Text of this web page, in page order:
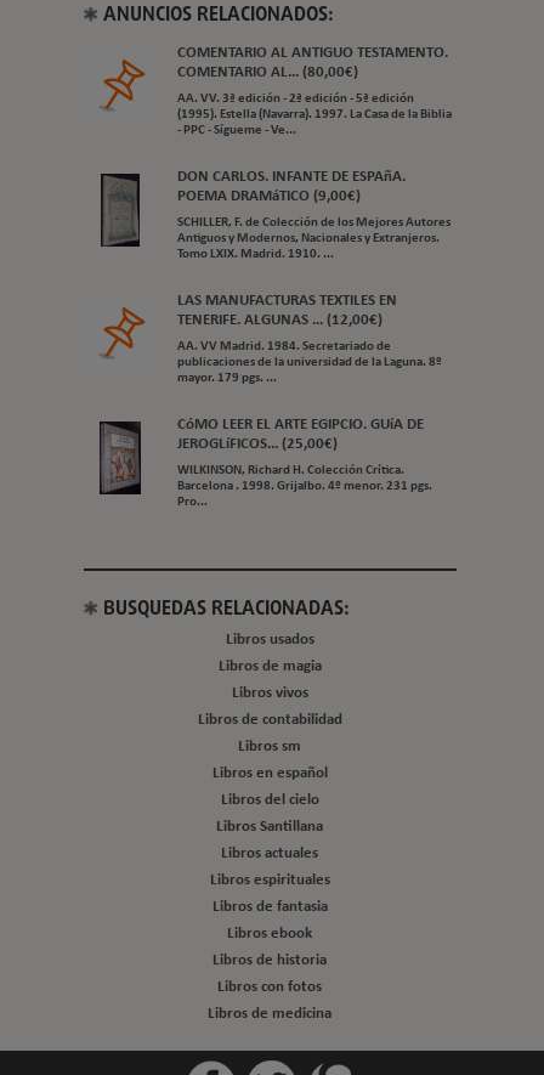
ANUNCIOS RELACIONADOS:
COMENTARIO AL ANTIGUO TESTAMENTO.
COMENTARIO AL... (80,00€)
AA. VV. 3ª edición - 2ª edición - 5ª edición
(1995). Estella (Navarra). 1997. La Casa de la Biblia
- PPC - Sígueme - Ve...
DON CARLOS. INFANTE DE ESPAñA.
POEMA DRAMáTICO (9,00€)
SCHILLER, F. de Colección de los Mejores Autores
Antiguos y Modernos, Nacionales y Extranjeros.
Tomo LXIX. Madrid. 1910. ...
LAS MANUFACTURAS TEXTILES EN
TENERIFE. ALGUNAS ... (12,00€)
AA. VV Madrid. 1984. Secretariado de
publicaciones de la universidad de la Laguna. 8º
mayor. 179 pgs. ...
CóMO LEER EL ARTE EGIPCIO. GUíA DE
JEROGLíFICOS... (25,00€)
WILKINSON, Richard H. Colección Crítica.
Barcelona . 1998. Grijalbo. 4º menor. 231 pgs.
Pro...
BUSQUEDAS RELACIONADAS:
Libros usados
Libros de magia
Libros vivos
Libros de contabilidad
Libros sm
Libros en español
Libros del cielo
Libros Santillana
Libros actuales
Libros espirituales
Libros de fantasia
Libros ebook
Libros de historia
Libros con fotos
Libros de medicina